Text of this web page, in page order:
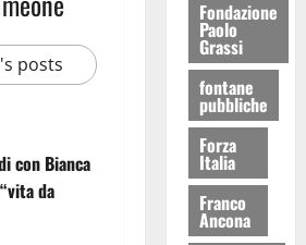
posts
con Bianca
da
Fondazione
Paolo
Grassi
fontane
pubbliche
Forza
Italia
Franco
Ancona